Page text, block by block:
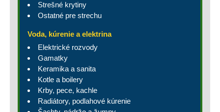
Strešné krytiny
Ostatné pre strechu
Voda, kúrenie a elektrina
Elektrické rozvody
Gamatky
Keramika a sanita
Kotle a boilery
Krby, pece, kachle
Radiátory, podlahové kúrenie